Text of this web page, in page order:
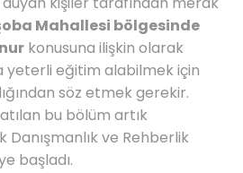
Mahallesi bölgesinde
konusuna ilişkin olarak
yeterli eğitim alabilmek için
söz etmek gerekir.
bu bölüm artık
Danışmanlık ve Rehberlik
başladı.